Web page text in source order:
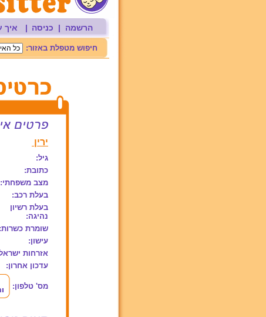
הרשמה | כניסה | איך
חיפוש מטפלת באזור:
ירין
גיל:
כתובת:
מצב משפחתי:
בעלת רכב:
בעלת רשיון
נהיגה:
שומרת כשרות:
עישון:
אזרחות
עדכון אחרון:
מס' טלפון: